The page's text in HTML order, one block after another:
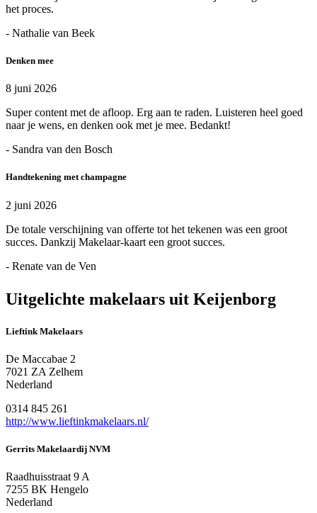
het proces.
- Nathalie van Beek
Denken mee
8 juni 2026
Super content met de afloop. Erg aan te raden. Luisteren heel goed
naar je wens, en denken ook met je mee. Bedankt!
- Sandra van den Bosch
Handtekening met champagne
2 juni 2026
De totale verschijning van offerte tot het tekenen was een groot
succes. Dankzij Makelaar-kaart een groot succes.
- Renate van de Ven
Uitgelichte makelaars uit Keijenborg
Lieftink Makelaars
De Maccabae 2
7021 ZA Zelhem
Nederland
0314 845 261
http://www.lieftinkmakelaars.nl/
Gerrits Makelaardij NVM
Raadhuisstraat 9 A
7255 BK Hengelo
Nederland